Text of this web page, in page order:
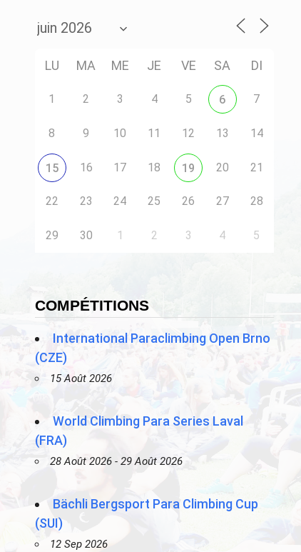
LU MA ME JE VE SA DI
1 2 3 4 5 6 7
8 9 10 11 12 13 14
15 16 17 18 19 20 21
22 23 24 25 26 27 28
29 30 1 2 3 4 5
COMPÉTITIONS
International Paraclimbing Open Brno
(CZE)
15 Août 2026
World Climbing Para Series Laval
(FRA)
28 Août 2026 - 29 Août 2026
Bächli Bergsport Para Climbing Cup
(SUI)
12 Sep 2026